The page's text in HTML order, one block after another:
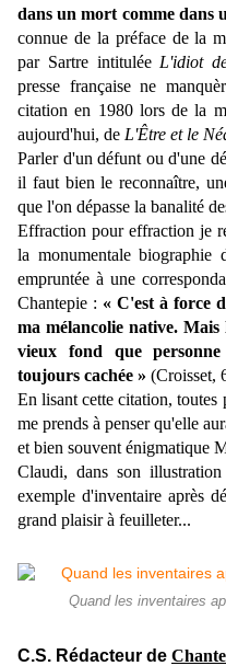
dans un mort comme dans
connue de la préface de la
par Sartre intitulée L'idiot
presse française ne
citation en 1980 lors de la
aujourd'hui, de L'Être et le
Parler d'un défunt ou d'une
il faut bien le reconnaître,
que l'on dépasse la banalité
Effraction pour effraction je
la monumentale biographie
empruntée à une
Chantepie : « C'est à force
ma mélancolie native.
vieux fond que
toujours cachée » (Croisset,
En lisant cette citation, toutes
me prends à penser qu'elle
et bien souvent énigmatique
Claudi, dans son
exemple d'inventaire après
grand plaisir à feuilleter...
Quand les inventaires
C.S. Rédacteur de